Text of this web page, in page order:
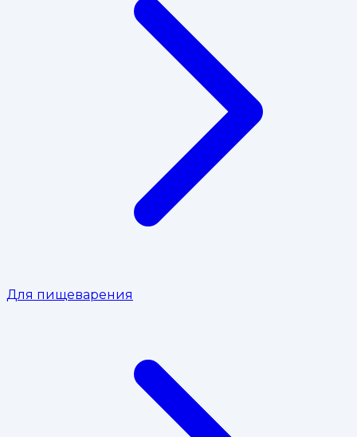
Для пищеварения